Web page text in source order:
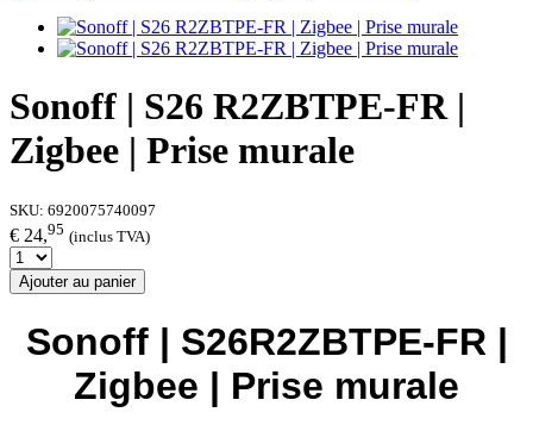
Sonoff | S26 R2ZBTPE-FR |
Zigbee | Prise murale
SKU: 6920075740097
€ 24,95 (inclus TVA)
Ajouter au panier
Sonoff | S26R2ZBTPE-FR |
Zigbee | Prise murale